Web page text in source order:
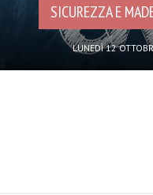
SICUREZZA E
LUNEDÌ 12